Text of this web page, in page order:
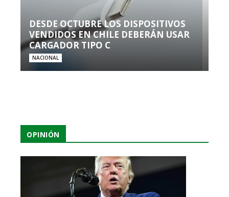
DESDE OCTUBRE LOS DISPOSITIVOS
VENDIDOS EN CHILE DEBERÁN USAR
CARGADOR TIPO C
NACIONAL
OPINIÓN